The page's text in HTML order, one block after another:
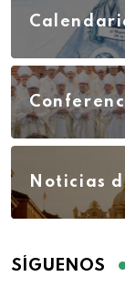
Noticias
SÍGUENOS